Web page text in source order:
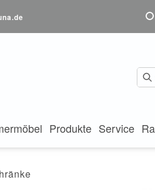
Produkte Service